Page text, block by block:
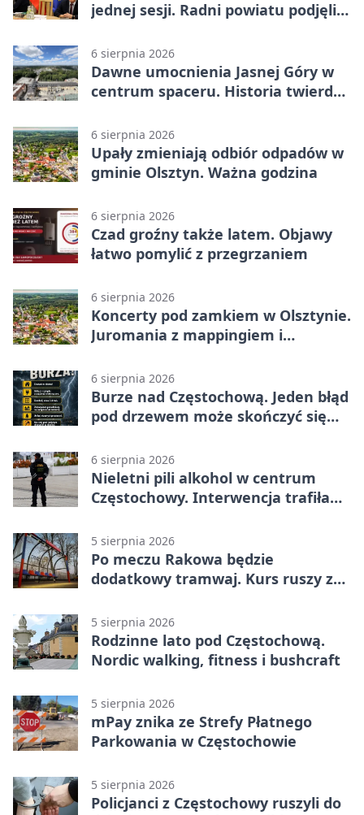
jednej sesji. Radni powiatu podjęli
6 sierpnia 2026
Dawne umocnienia Jasnej Góry w
centrum spaceru. Historia twierdzy
6 sierpnia 2026
Upały zmieniają odbiór odpadów w
gminie Olsztyn. Ważna godzina
6 sierpnia 2026
Czad groźny także latem. Objawy
łatwo pomylić z przegrzaniem
6 sierpnia 2026
Koncerty pod zamkiem w Olsztynie.
Juromania z mappingiem i
6 sierpnia 2026
Burze nad Częstochową. Jeden błąd
pod drzewem może skończyć się
6 sierpnia 2026
Nieletni pili alkohol w centrum
Częstochowy. Interwencja trafiła
5 sierpnia 2026
Po meczu Rakowa będzie
dodatkowy tramwaj. Kurs ruszy ze
5 sierpnia 2026
Rodzinne lato pod Częstochową.
Nordic walking, fitness i bushcraft
5 sierpnia 2026
mPay znika ze Strefy Płatnego
Parkowania w Częstochowie
5 sierpnia 2026
Policjanci z Częstochowy ruszyli do